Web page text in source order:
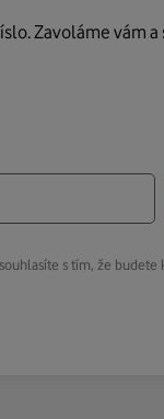
Zavoláme vám
s tím, že budete